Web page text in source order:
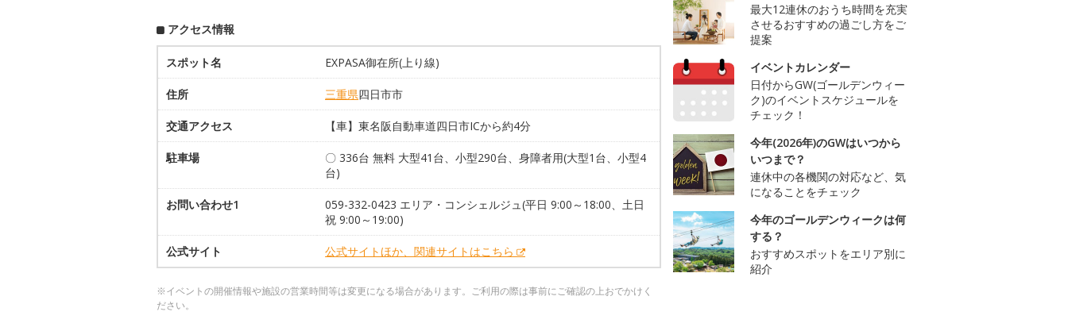
アクセス情報
スポット名 EXPASA御在所(上り線)
住所 三重県四日市市
交通アクセス 【車】東名阪自動車道四日市ICから約4分
駐車場
〇 336台 無料 大型41台、小型290台、身障者用(大型1台、小型4
台)
お問い合わせ1
059-332-0423 エリア・コンシェルジュ(平日 9:00～18:00、土日
祝 9:00～19:00)
公式サイト 公式サイトほか、関連サイトはこちら
※イベントの開催情報や施設の営業時間等は変更になる場合があります。ご利用の際は事前にご確認の上おでかけく
ださい。
最大12連休のおうち時間を充実
させるおすすめの過ごし方をご
提案
イベントカレンダー
日付からGW(ゴールデンウィー
ク)のイベントスケジュールを
チェック！
今年(2026年)のGWはいつから
いつまで？
連休中の各機関の対応など、気
になることをチェック
今年のゴールデンウィークは何
する？
おすすめスポットをエリア別に
紹介